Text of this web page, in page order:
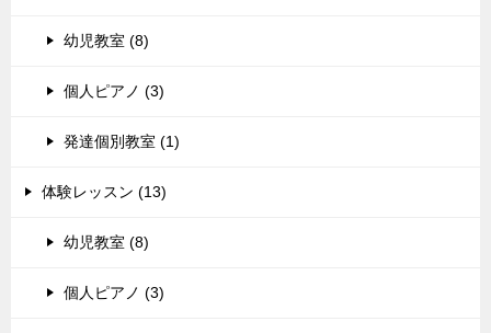
幼児教室 (8)
個人ピアノ (3)
発達個別教室 (1)
体験レッスン (13)
幼児教室 (8)
個人ピアノ (3)